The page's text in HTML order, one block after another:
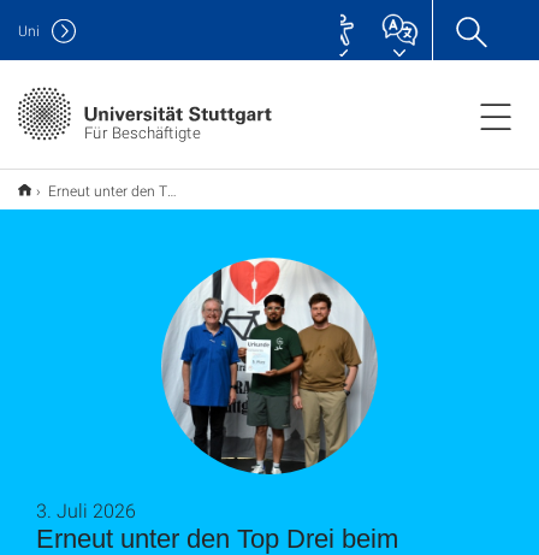
Für Beschäftigte
Uni
Erneut unter den Top Drei beim STADTRADELN
Erneut unter den Top Drei beim
3. Juli 2026